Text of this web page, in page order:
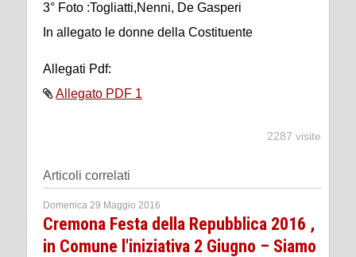
3° Foto :Togliatti,Nenni, De Gasperi
In allegato le donne della Costituente
Allegati Pdf:
Allegato PDF 1
2287 visite
Articoli correlati
Domenica 29 Maggio 2016
Cremona Festa della Repubblica 2016 ,
in Comune l'iniziativa 2 Giugno – Siamo